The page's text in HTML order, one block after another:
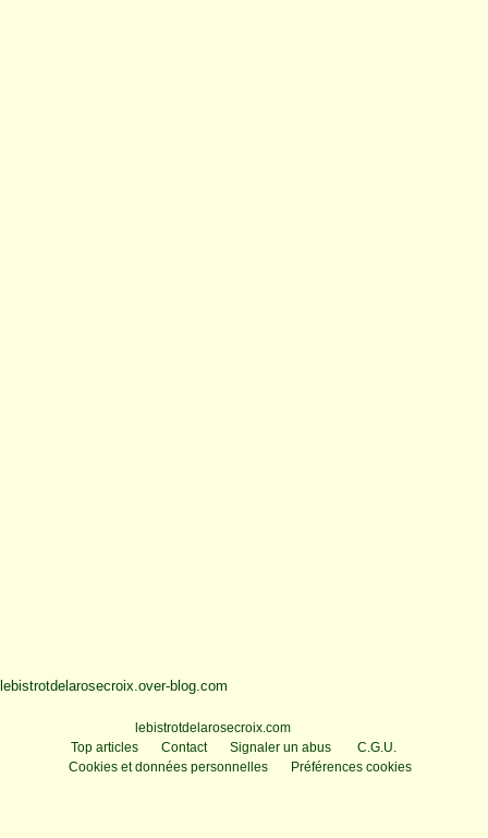
lebistrotdelarosecroix.over-blog.com
lebistrotdelarosecroix.com
Top articles
Contact Signaler un abus
C.G.U.
Cookies et données personnelles
Préférences cookies